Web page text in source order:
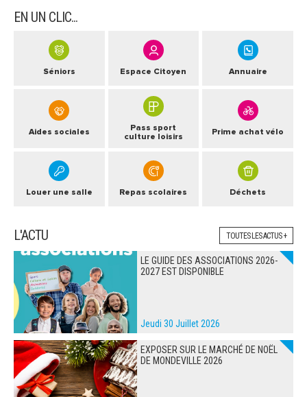
EN UN CLIC...
Séniors Espace Citoyen Annuaire
Aides sociales
Pass sport
culture loisirs
Prime achat vélo
Louer une salle Repas scolaires Déchets
L'ACTU TOUTES LES ACTUS +
LE GUIDE DES ASSOCIATIONS 2026-
2027 EST DISPONIBLE
Jeudi 30 Juillet 2026
EXPOSER SUR LE MARCHÉ DE NOËL
DE MONDEVILLE 2026